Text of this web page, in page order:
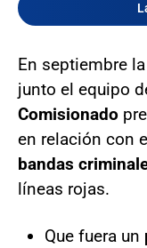
En septiembre la
junto el equipo
Comisionado
en relación con
bandas
líneas rojas.
Que fuera un